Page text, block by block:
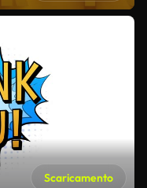
Scaricamento